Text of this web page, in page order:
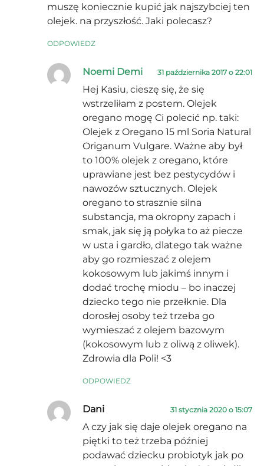
muszę koniecznie kupić jak najszybciej ten
olejek. na przyszłość. Jaki polecasz?
ODPOWIEDZ
Noemi Demi 31 października 2017 o 22:01
Hej Kasiu, cieszę się, że się
wstrzeliłam z postem. Olejek
oregano mogę Ci polecić np. taki:
Olejek z Oregano 15 ml Soria Natural
Origanum Vulgare. Ważne aby był
to 100% olejek z oregano, które
uprawiane jest bez pestycydów i
nawozów sztucznych. Olejek
oregano to strasznie silna
substancja, ma okropny zapach i
smak, jak się ją połyka to aż piecze
w usta i gardło, dlatego tak ważne
aby go rozmieszać z olejem
kokosowym lub jakimś innym i
dodać trochę miodu – bo inaczej
dziecko tego nie przełknie. Dla
dorosłej osoby też trzeba go
wymieszać z olejem bazowym
(kokosowym lub z oliwą z oliwek).
Zdrowia dla Poli! <3
ODPOWIEDZ
Dani 31 stycznia 2020 o 15:07
A czy jak się daje olejek oregano na
piętki to też trzeba później
podawać dziecku probiotyk jak po